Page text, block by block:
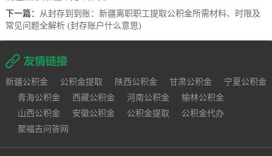
下一篇： 从封存到到账：新疆离职职工提取公积金所需材料、时限及
常见问题全解析 (封存账户什么意思)
新疆公积金 公积金提取 陕西公积金 甘肃公积金
宁夏公积金
青海公积金
西藏公积金 河南公积金
榆林公积金
山西公积金
安徽公积金 公积金提取
公积金代办
聚福吉问答网